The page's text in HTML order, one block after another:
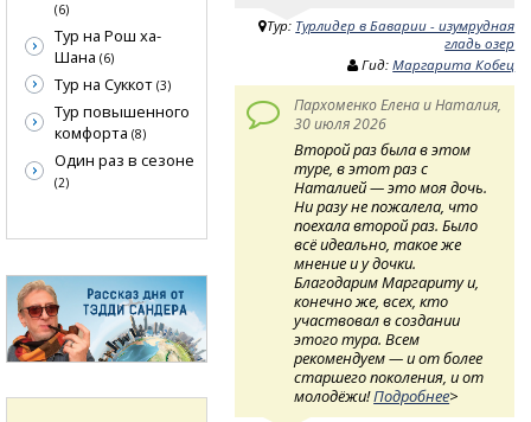
Тур: Турлидер в Баварии - изумрудная
гладь озер
Гид:Маргарита Кобец
Пархоменко Елена и Наталия,
30 июля 2026
Второй раз была в этом
туре, в этот раз с
Наталией — это моя дочь.
Ни разу не пожалела, что
поехала второй раз. Было
всё идеально, такое же
мнение и у дочки.
Благодарим Маргариту и,
конечно же, всех, кто
участвовал в создании
этого тура. Всем
рекомендуем — и от более
старшего поколения, и от
молодёжи!Подробнее>
(6)
Тур на Рош ха-
Шана (6)
Тур на Суккот (3)
Тур повышенного
комфорта (8)
Один раз в сезоне
(2)